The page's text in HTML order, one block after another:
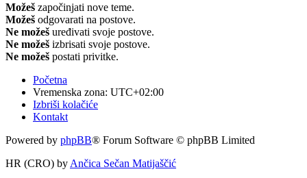
Možeš započinjati nove teme.
Možeš odgovarati na postove.
Ne možeš uređivati svoje postove.
Ne možeš izbrisati svoje postove.
Ne možeš postati privitke.
Početna
Vremenska zona: UTC+02:00
Izbriši kolačiće
Kontakt
Powered by phpBB® Forum Software © phpBB Limited
HR (CRO) by Ančica Sečan Matijaščić